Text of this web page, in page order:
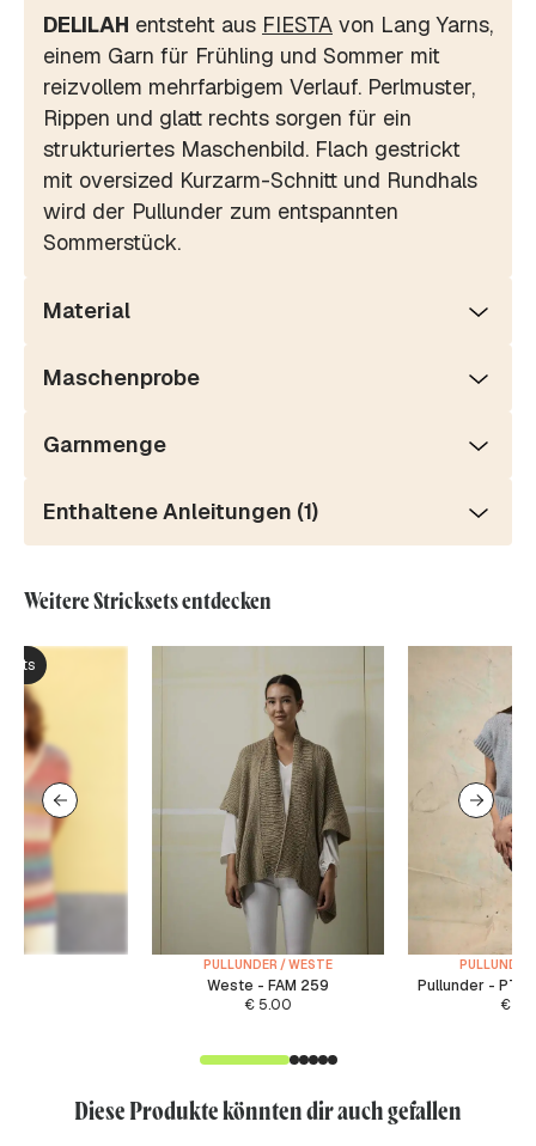
DELILAH entsteht aus FIESTA von Lang Yarns,
einem Garn für Frühling und Sommer mit
reizvollem mehrfarbigem Verlauf. Perlmuster,
Rippen und glatt rechts sorgen für ein
strukturiertes Maschenbild. Flach gestrickt
mit oversized Kurzarm-Schnitt und Rundhals
wird der Pullunder zum entspannten
Sommerstück.
Material
Maschenprobe
Garnmenge
Enthaltene Anleitungen (1)
Weitere Stricksets entdecken
PULLUNDER / WESTE
Weste - FAM 259
€ 5.00
Pullunder - PTO
€
Diese Produkte könnten dir auch gefallen